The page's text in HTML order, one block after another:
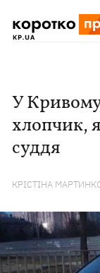
У
хлопчик,
суддя
КРІСТІНА